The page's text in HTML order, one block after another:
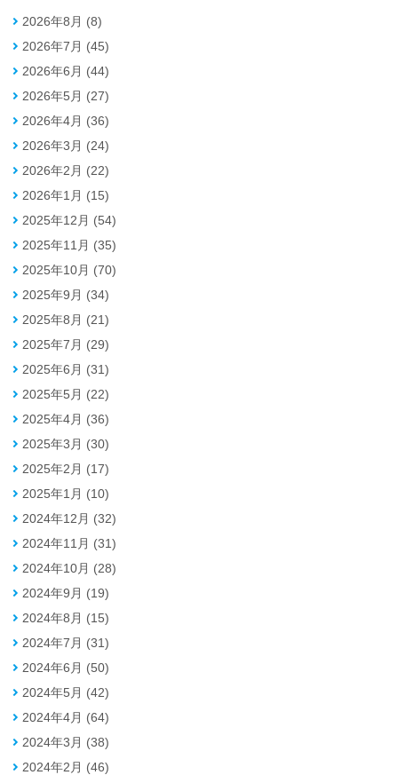
2026年8月 (8)
2026年7月 (45)
2026年6月 (44)
2026年5月 (27)
2026年4月 (36)
2026年3月 (24)
2026年2月 (22)
2026年1月 (15)
2025年12月 (54)
2025年11月 (35)
2025年10月 (70)
2025年9月 (34)
2025年8月 (21)
2025年7月 (29)
2025年6月 (31)
2025年5月 (22)
2025年4月 (36)
2025年3月 (30)
2025年2月 (17)
2025年1月 (10)
2024年12月 (32)
2024年11月 (31)
2024年10月 (28)
2024年9月 (19)
2024年8月 (15)
2024年7月 (31)
2024年6月 (50)
2024年5月 (42)
2024年4月 (64)
2024年3月 (38)
2024年2月 (46)